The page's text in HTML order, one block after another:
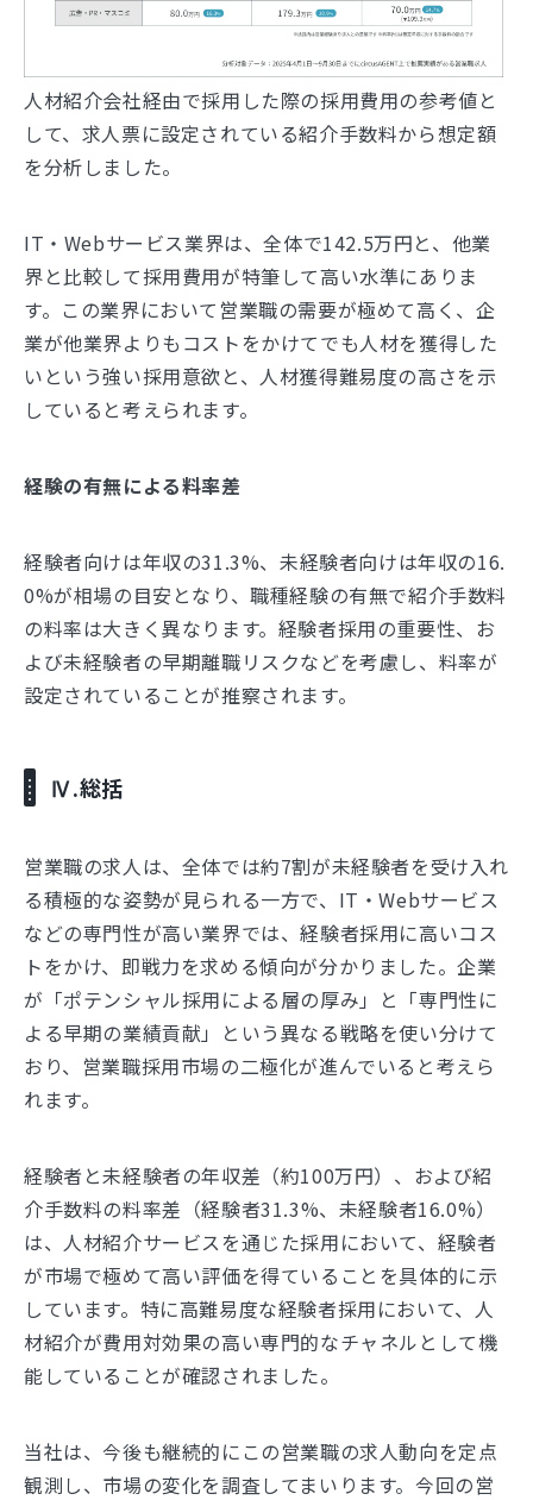
人材紹介会社経由で採用した際の採用費用の参考値と
して、求人票に設定されている紹介手数料から想定額
を分析しました。
IT・Webサービス業界は、全体で142.5万円と、他業
界と比較して採用費用が特筆して高い水準にありま
す。この業界において営業職の需要が極めて高く、企
業が他業界よりもコストをかけてでも人材を獲得した
いという強い採用意欲と、人材獲得難易度の高さを示
していると考えられます。
経験の有無による料率差
経験者向けは年収の31.3%、未経験者向けは年収の16.
0%が相場の目安となり、職種経験の有無で紹介手数料
の料率は大きく異なります。経験者採用の重要性、お
よび未経験者の早期離職リスクなどを考慮し、料率が
設定されていることが推察されます。
Ⅳ.総括
営業職の求人は、全体では約7割が未経験者を受け入れ
る積極的な姿勢が見られる一方で、IT・Webサービス
などの専門性が高い業界では、経験者採用に高いコス
トをかけ、即戦力を求める傾向が分かりました。企業
が「ポテンシャル採用による層の厚み」と「専門性に
よる早期の業績貢献」という異なる戦略を使い分けて
おり、営業職採用市場の二極化が進んでいると考えら
れます。
経験者と未経験者の年収差（約100万円）、および紹
介手数料の料率差（経験者31.3%、未経験者16.0%）
は、人材紹介サービスを通じた採用において、経験者
が市場で極めて高い評価を得ていることを具体的に示
しています。特に高難易度な経験者採用において、人
材紹介が費用対効果の高い専門的なチャネルとして機
能していることが確認されました。
当社は、今後も継続的にこの営業職の求人動向を定点
観測し、市場の変化を調査してまいります。今回の営